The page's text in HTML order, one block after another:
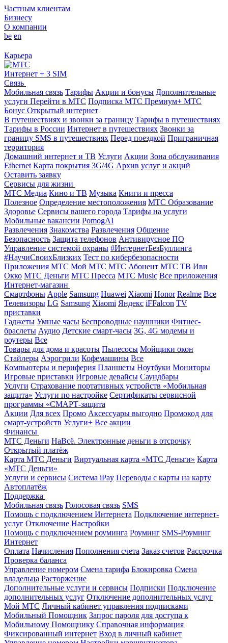
Частным клиентам
Бизнесу
О компании
be en
Карьера
Интернет + 3 SIM
Связь
Мобильная связь Тарифы Акции и бонусы Дополнительные
услуги Перейти в МТС Подписка МТС Премиум+ МТС
Бонус Открытый интернет
В путешествиях и звонки за границу Тарифы в путешествиях
Тарифы в России Интернет в путешествиях Звонки за
границу SMS в путешествиях Перед поездкой Приграничная
территория
Домашний интернет и ТВ Услуги Акции Зона обслуживания
Ethernet Карта покрытия 3G/4G Архив услуг и акций
Оставить заявку
Сервисы для жизни
МТС Медиа Кино и ТВ Музыка Книги и пресса
Полезное Определение местоположения МТС Образование
Здоровье Сервисы вашего города Тарифы на услуги
Мобильные вакансии PomogAI
Развлечения Знакомства Развлечения Общение
Безопасность Защита телефонов Антивирусное ПО
Управление системой охраны #ИнтернетБезБуллинга
#НаучиСвоихБлизких Тест по кибербезопасности
Приложения МТС Мой МТС МТС Абонент МТС ТВ Иви
Окко МТС Деньги МТС Пресса МТС Music Все приложения
Интернет-магазин
Смартфоны Apple Samsung Huawei Xiaomi Honor Realme Все
Телевизоры LG Samsung Xiaomi Яндекс iFFalcon TV
приставки
Гаджеты Умные часы Беспроводные наушники Фитнес-
браслеты Аудио Детские смарт-часы 3G, 4G модемы и
роутеры Все
Товары для дома и красоты Пылесосы Мойщики окон
Стайлеры Аэрогрили Кофемашины Все
Компьютеры и периферия Планшеты Ноутбуки Мониторы
Игровые приставки Игровые девайсы Саундбары
Услуги Страхование портативных устройств «Мобильная
защита» Услуги по настройке Сертификаты сервисной
программы «СМАРТ-защита
Акции Для всех Промо Аксессуары выгодно Промокод для
смарт-устройств Услуги+ Все акции
Финансы
МТС Деньги НаВсё. Электронные деньги в отсрочку
Открытый платёж
Карта МТС Деньги Виртуальная карта «МТС Деньги» Карта
«МТС Деньги»
Услуги и сервисы Система iPay Переводы с карты на карту
Автоплатёж
Поддержка
Мобильная связь Голосовая связь SMS
Помощь с подключением Интернета Подключение интернет-
услуг Отключение Настройки
Помощь с подключением роуминга Роуминг SMS-Роуминг
Интернет
Оплата Начисления Пополнения счета Заказ счетов Рассрочка
Проверка баланса
Управление номером Смена тарифа Блокировка Смена
владельца Расторжение
Дополнительные услуги и сервисы Подписки Подключение
дополнительных услуг Отключение дополнительных услуг
Мой МТС Личный кабинет управления подписками
Мобильный Помощник Запрос пароля для доступа к
Мобильному Помощнику Справочная информация
Фиксированный интернет Вход в личный кабинет